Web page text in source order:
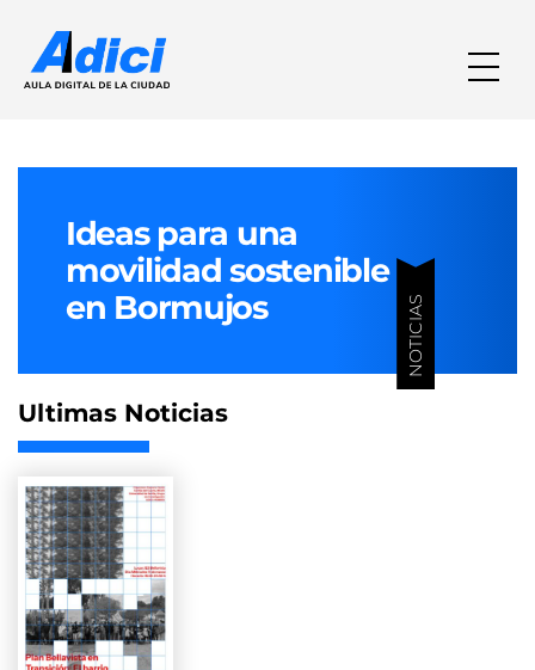
Ideas para una
movilidad sostenible
en Bormujos
NOTICIAS
Ultimas Noticias